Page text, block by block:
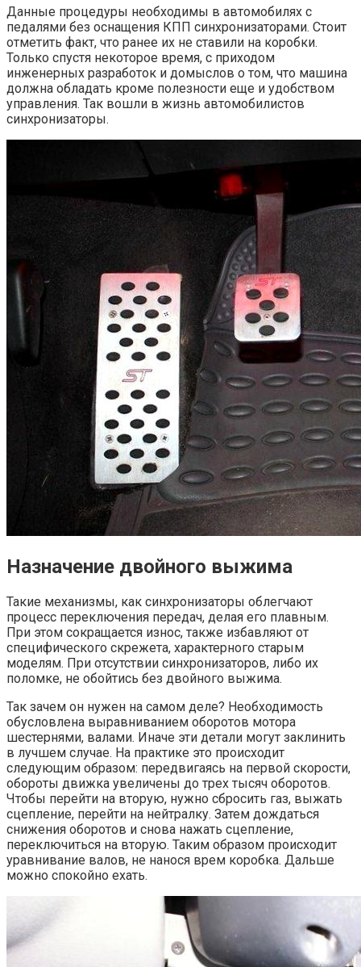
Данные процедуры необходимы в автомобилях с
педалями без оснащения КПП синхронизаторами. Стоит
отметить факт, что ранее их не ставили на коробки.
Только спустя некоторое время, с приходом
инженерных разработок и домыслов о том, что машина
должна обладать кроме полезности еще и удобством
управления. Так вошли в жизнь автомобилистов
синхронизаторы.
Назначение двойного выжима
Такие механизмы, как синхронизаторы облегчают
процесс переключения передач, делая его плавным.
При этом сокращается износ, также избавляют от
специфического скрежета, характерного старым
моделям. При отсутствии синхронизаторов, либо их
поломке, не обойтись без двойного выжима.
Так зачем он нужен на самом деле? Необходимость
обусловлена выравниванием оборотов мотора
шестернями, валами. Иначе эти детали могут заклинить
в лучшем случае. На практике это происходит
следующим образом: передвигаясь на первой скорости,
обороты движка увеличены до трех тысяч оборотов.
Чтобы перейти на вторую, нужно сбросить газ, выжать
сцепление, перейти на нейтралку. Затем дождаться
снижения оборотов и снова нажать сцепление,
переключиться на вторую. Таким образом происходит
уравнивание валов, не нанося врем коробка. Дальше
можно спокойно ехать.